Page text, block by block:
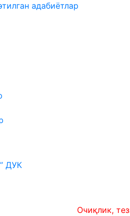
адабиётлар
ДУК
Очиқлик,